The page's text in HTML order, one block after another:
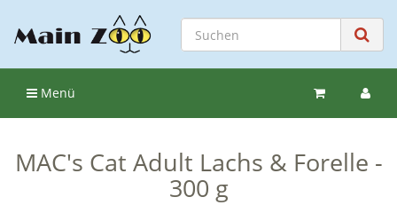
Menü
MAC's Cat Adult Lachs & Forelle -
300 g